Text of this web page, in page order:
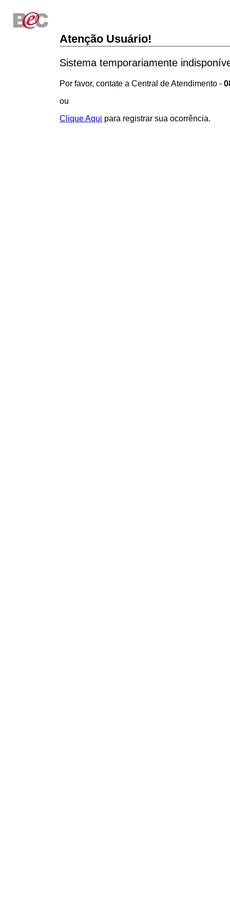
Atenção Usuário!
Sistema temporariamente
Por favor, contate a Central de Atendimento -
ou
Clique Aqui para registrar sua ocorrência.